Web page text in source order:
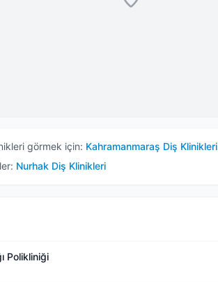
görmek için: Kahramanmaraş Diş Klinikleri
Nurhak Diş Klinikleri
Polikliniği